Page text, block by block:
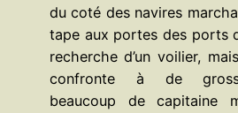
du coté des navires
tape aux portes des ports
recherche d’un voilier,
confronte à de
beaucoup de capitaine